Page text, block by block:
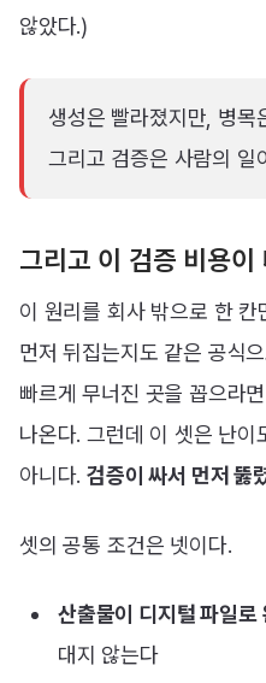
않았다.)
생성은 빨라졌지만, 병목
그리고 검증은 사람의 일
그리고 이 검증 비용
이 원리를 회사 밖으로 한
먼저 뒤집는지도 같은 공식
빠르게 무너진 곳을 꼽으라
나온다. 그런데 이 셋은 난이
아니다.검증이 싸서 먼저 뚫
셋의 공통 조건은 넷이다.
산출물이 디지털 파일로
대지 않는다